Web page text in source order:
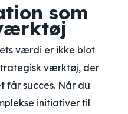
som
værdi er ikke blot
værktøj, der
får succes. Når du
initiativer til